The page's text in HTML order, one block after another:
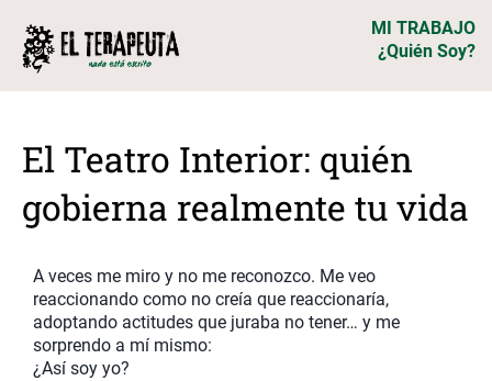
MI TRABAJO
¿Quién Soy?
El Teatro Interior: quién
gobierna realmente tu vida
A veces me miro y no me reconozco. Me veo
reaccionando como no creía que reaccionaría,
adoptando actitudes que juraba no tener… y me
sorprendo a mí mismo:
¿Así soy yo?